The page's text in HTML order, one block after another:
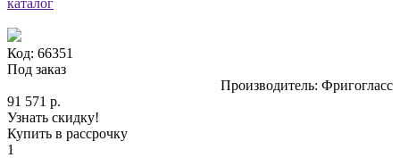
Код: 66351
Под заказ
Производитель: Фригогласс
91 571 р.
Узнать скидку!
Купить в рассрочку
1